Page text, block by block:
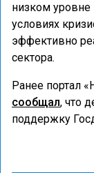
низком уровне
условиях
эффективно
сектора.
Ранее портал
сообщал, что
поддержку